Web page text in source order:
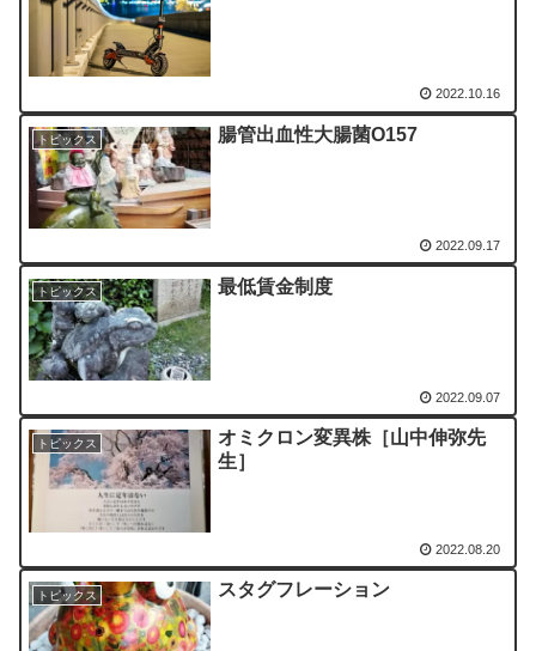
2022.10.16
トピックス 腸管出血性大腸菌O157
2022.09.17
トピックス 最低賃金制度
2022.09.07
トピックス
オミクロン変異株［山中伸弥先
生］
2022.08.20
トピックス スタグフレーション